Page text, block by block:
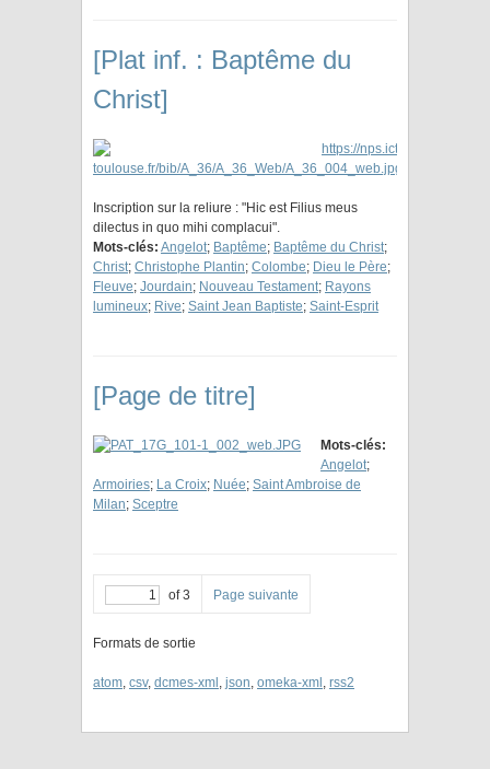
[Plat inf. : Baptême du
Christ]
Inscription sur la reliure : "Hic est Filius meus
dilectus in quo mihi complacui".
Mots-clés: Angelot; Baptême; Baptême du Christ;
Christ; Christophe Plantin; Colombe; Dieu le Père;
Fleuve; Jourdain; Nouveau Testament; Rayons
lumineux; Rive; Saint Jean Baptiste; Saint-Esprit
[Page de titre]
Mots-clés:
Angelot;
Armoiries; La Croix; Nuée; Saint Ambroise de
Milan; Sceptre
of 3 Page suivante
Formats de sortie
atom, csv, dcmes-xml , json, omeka-xml , rss2